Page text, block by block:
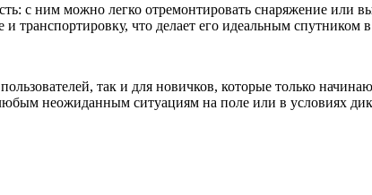
с ним можно легко отремонтировать снаряжение или
что делает его идеальным спутником
так и для новичков, которые только
неожиданным ситуациям на поле или в условиях